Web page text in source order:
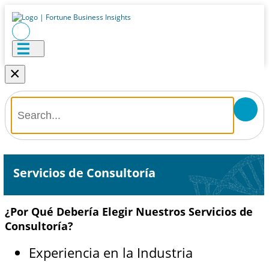
×
Servicios de Consultoría
¿Por Qué Debería Elegir Nuestros Servicios de
Consultoría?
Experiencia en la Industria